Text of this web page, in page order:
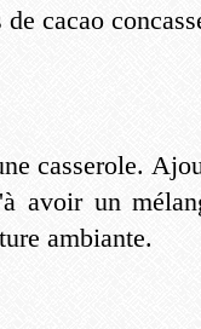
cacao
casserole.
avoir un
ambiante.